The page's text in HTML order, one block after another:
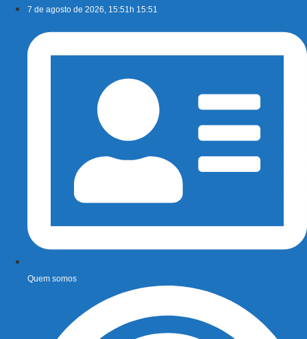
conteúdo
7 de agosto de 2026, 15:51h 15:51
Quem somos